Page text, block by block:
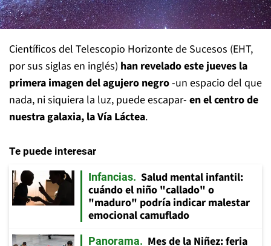
Científicos del Telescopio Horizonte de Sucesos (EHT,
por sus siglas en inglés) han revelado este jueves la
primera imagen del agujero negro-un espacio del que
nada, ni siquiera la luz, puede escapar- en el centro de
nuestra galaxia, la Vía Láctea.
Te puede interesar
Infancias
Salud mental infantil:
cuándo el niño "callado" o
"maduro" podría indicar malestar
emocional camuflado
Panorama
Mes de la Niñez: feria